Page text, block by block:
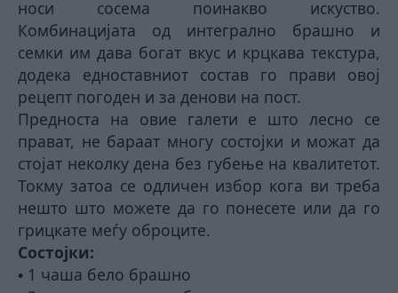
носи сосема поинакво искуство.
Комбинацијата од интегрално брашно и
семки им дава богат вкус и крцкава текстура,
додека едноставниот состав го прави овој
рецепт погоден и за денови на пост.
Предноста на овие галети е што лесно се
прават, не бараат многу состојки и можат да
стојат неколку дена без губење на квалитетот.
Токму затоа се одличен избор кога ви треба
нешто што можете да го понесете или да го
грицкате меѓу оброците.
Состојки:
• 1 чаша бело брашно